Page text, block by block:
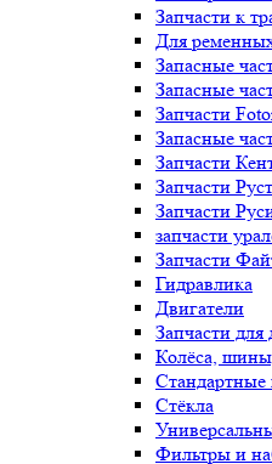
Запчасти к
Для
Запасные
Запасные
Запчасти
Запасные
Запчасти
Запчасти
Запчасти
запчасти
Запчасти
Гидравлика
Двигатели
Запчасти для
Колёса,
Стандартные
Стёкла
Фильтры и